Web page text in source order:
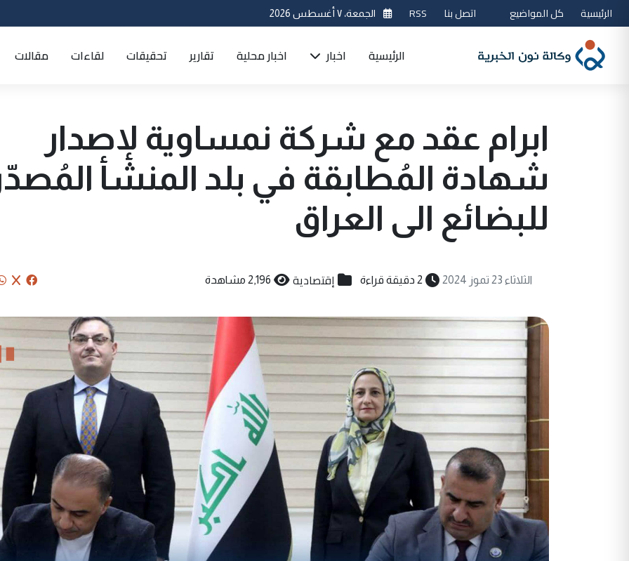
الرئيسية كل المواضيع اتصل بنا RSS الجمعة، ٧ أغسطس 2026
الرئيسية اخبار اخبار محلية تقارير تحقيقات لقاءات مقالات
ابرام عقد مع شركة نمساوية لإصدار
شهادة المُطابقة في بلد المنشأ
للبضائع الى العراق
الثلاثاء 23 تموز 2024 2 دقيقة قراءة إقتصادية 2,196 مشاهدة